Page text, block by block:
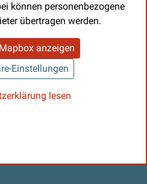
können personenbezogene
übertragen werden.
anzeigen
Einstellungen
lesen